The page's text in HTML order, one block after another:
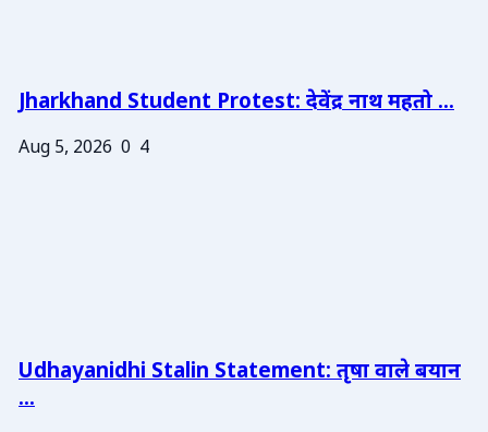
Jharkhand Student Protest: देवेंद्र नाथ महतो ...
Aug 5, 2026 0 4
Udhayanidhi Stalin Statement: तृषा वाले बयान
...